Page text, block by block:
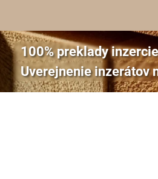
100% preklady
Uverejnenie inzerátov